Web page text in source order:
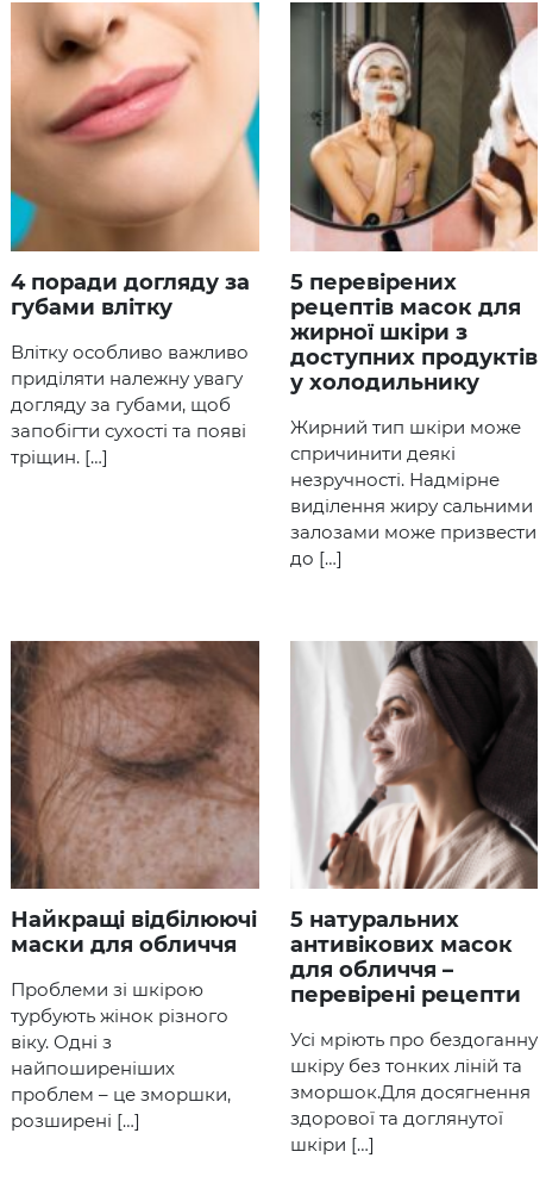
4 поради догляду за
губами влітку
Влітку особливо важливо
приділяти належну увагу
догляду за губами, щоб
запобігти сухості та появі
тріщин. […]
5 перевірених
рецептів масок для
жирної шкіри з
доступних продуктів
у холодильнику
Жирний тип шкіри може
спричинити деякі
незручності. Надмірне
виділення жиру сальними
залозами може призвести
до […]
Найкращі відбілюючі
маски для обличчя
Проблеми зі шкірою
турбують жінок різного
віку. Одні з
найпоширеніших
проблем – це зморшки,
розширені […]
5 натуральних
антивікових масок
для обличчя –
перевірені рецепти
Усі мріють про бездоганну
шкіру без тонких ліній та
зморшок.Для досягнення
здорової та доглянутої
шкіри […]